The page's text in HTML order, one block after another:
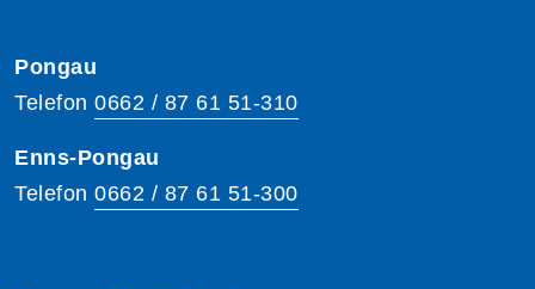
Pongau
Telefon 0662 / 87 61 51-310
Enns-Pongau
Telefon 0662 / 87 61 51-300